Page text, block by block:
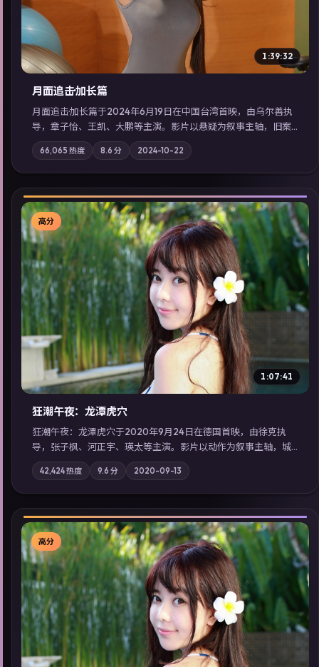
1:39:32
月面追击·加长篇
月面追击·加长篇于2024年6月19日在中国台湾首映，由乌尔善执
导，章子怡、王凯、大鹏等主演。影片以悬疑为叙事主轴，旧案
重提，真相与谎言在同一条时间线上交锋；摄影与配乐强化地域
气质；站内亦可通过「国产免费观看高清电视剧在线看」延展检
索同类型高分佳作，畅享高清在线追剧体验。
66,065 热度 8.6 分 2024-10-22
▶
高分
1:07:41
狂潮午夜：龙潭虎穴
狂潮午夜：龙潭虎穴于2020年9月24日在德国首映，由徐克执
导，张子枫、河正宇、瑛太等主演。影片以动作为叙事主轴，城
市霓虹背后，有人用规则改写命运；摄影与配乐强化地域气质；
站内亦可通过「国产免费观看高清电视剧在线看」延展检索同类
型高分佳作，畅享高清在线追剧体验。
42,424热度 9.6 分 2020-09-13
▶
高分